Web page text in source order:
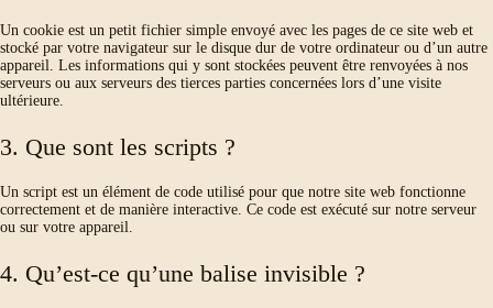
Un cookie est un petit fichier simple envoyé avec les pages de ce site web et
stocké par votre navigateur sur le disque dur de votre ordinateur ou d’un autre
appareil. Les informations qui y sont stockées peuvent être renvoyées à nos
serveurs ou aux serveurs des tierces parties concernées lors d’une visite
ultérieure.
3. Que sont les scripts ?
Un script est un élément de code utilisé pour que notre site web fonctionne
correctement et de manière interactive. Ce code est exécuté sur notre serveur
ou sur votre appareil.
4. Qu’est-ce qu’une balise invisible ?